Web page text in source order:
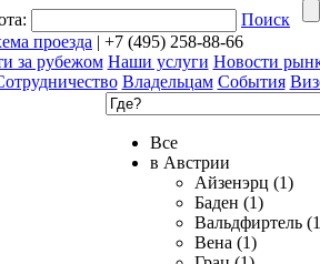
Поиск
проезда | +7 (495) 258-88-66
за рубежом Наши услуги Новости
Владельцам События
Все
в Австрии
Айзенэрц (1)
Баден (1)
Вальдфиртель
Вена (1)